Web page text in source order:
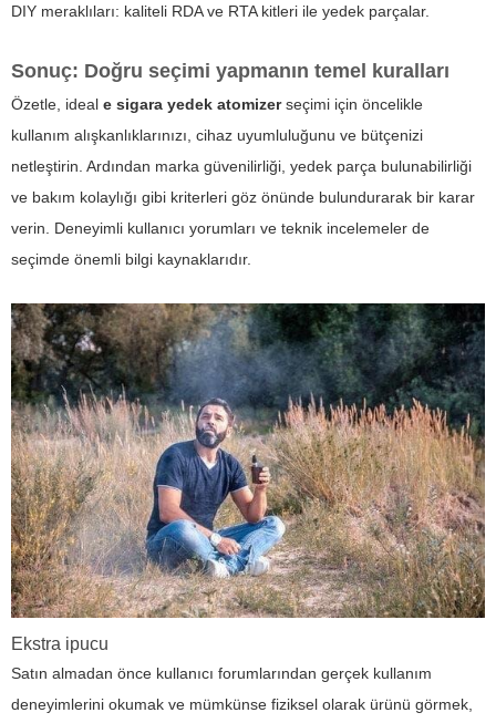
DIY meraklıları: kaliteli RDA ve RTA kitleri ile yedek parçalar.
Sonuç: Doğru seçimi yapmanın temel kuralları
Özetle, ideal e sigara yedek atomizerseçimi için öncelikle
kullanım alışkanlıklarınızı, cihaz uyumluluğunu ve bütçenizi
netleştirin. Ardından marka güvenilirliği, yedek parça bulunabilirliği
ve bakım kolaylığı gibi kriterleri göz önünde bulundurarak bir karar
verin. Deneyimli kullanıcı yorumları ve teknik incelemeler de
seçimde önemli bilgi kaynaklarıdır.
Ekstra ipucu
Satın almadan önce kullanıcı forumlarından gerçek kullanım
deneyimlerini okumak ve mümkünse fiziksel olarak ürünü görmek,